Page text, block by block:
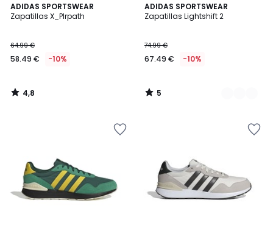
ADIDAS SPORTSWEAR
Zapatillas X_Plrpath
64.99 €
58.49 € -10%
4,8
/ 5
4,8
/
ADIDAS SPORTSWEAR
Zapatillas Lightshift 2
74.99 €
67.49 € -10%
5
/
2
Colores
5
/